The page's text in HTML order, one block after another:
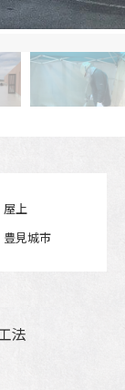
屋上
豊見城市
法